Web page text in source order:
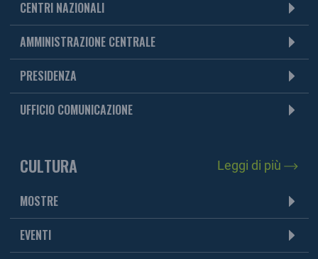
CENTRI NAZIONALI
AMMINISTRAZIONE CENTRALE
PRESIDENZA
UFFICIO COMUNICAZIONE
CULTURA Leggi di più
MOSTRE
EVENTI